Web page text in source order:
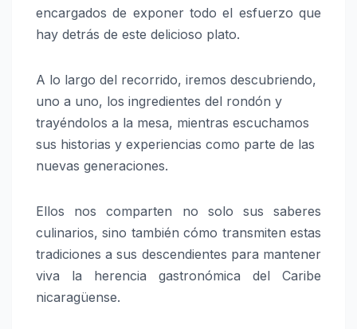
encargados de exponer todo el esfuerzo que
hay detrás de este delicioso plato.
A lo largo del recorrido, iremos descubriendo,
uno a uno, los ingredientes del rondón y
trayéndolos a la mesa, mientras escuchamos
sus historias y experiencias como parte de las
nuevas generaciones.
Ellos nos comparten no solo sus saberes
culinarios, sino también cómo transmiten estas
tradiciones a sus descendientes para mantener
viva la herencia gastronómica del Caribe
nicaragüense.